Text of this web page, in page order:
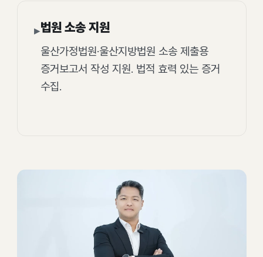
▸법원 소송 지원
울산가정법원·울산지방법원 소송 제출용
증거보고서 작성 지원. 법적 효력 있는 증거
수집.